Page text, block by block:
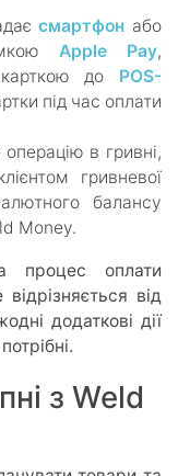
смартфон або
Apple Pay,
до POS-
під час оплати
в гривні,
гривневої
балансу
Money.
процес оплати
від
додаткові дії
з Weld